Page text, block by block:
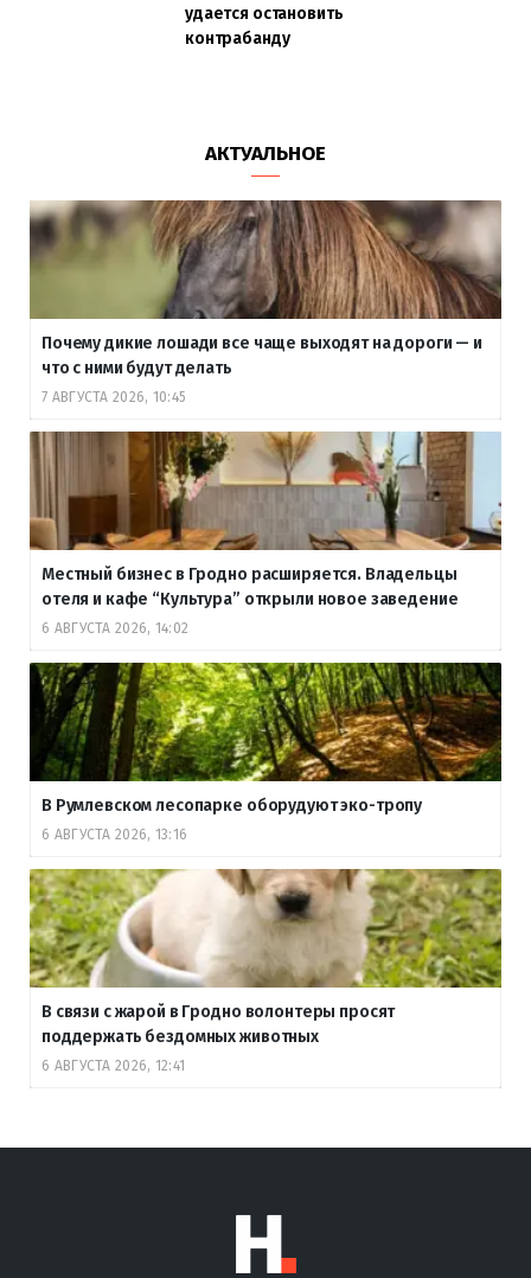
удается остановить
контрабанду
АКТУАЛЬНОЕ
Почему дикие лошади все чаще выходят на дороги — и
что с ними будут делать
7 АВГУСТА 2026, 10:45
Местный бизнес в Гродно расширяется. Владельцы
отеля и кафе “Культура” открыли новое заведение
6 АВГУСТА 2026, 14:02
В Румлевском лесопарке оборудуют эко-тропу
6 АВГУСТА 2026, 13:16
В связи с жарой в Гродно волонтеры просят
поддержать бездомных животных
6 АВГУСТА 2026, 12:41